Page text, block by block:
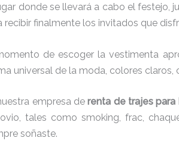
donde se llevará a cabo el festejo,
recibir finalmente los invitados que
de escoger la vestimenta
universal de la moda, colores
empresa derenta de trajes
tales como smoking, frac,
soñaste.